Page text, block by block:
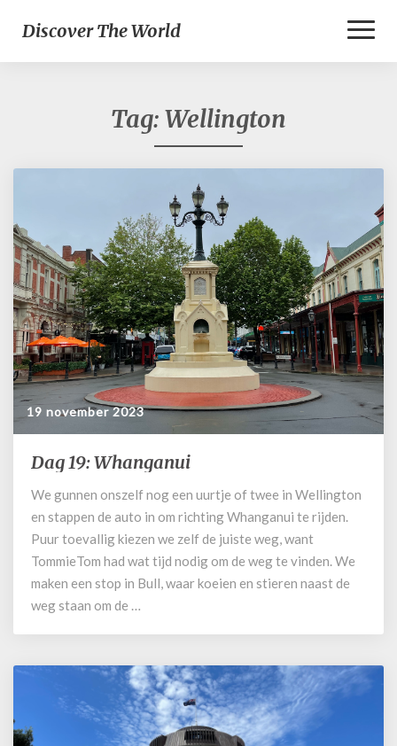
Discover The World
Tag: Wellington
19 november 2023
Dag
Whanganui
Dag 19: Whanganui
We gunnen onszelf nog een uurtje of twee in Wellington
en stappen de auto in om richting Whanganui te rijden.
Puur toevallig kiezen we zelf de juiste weg, want
TommieTom had wat tijd nodig om de weg te vinden. We
maken een stop in Bull, waar koeien en stieren naast de
weg staan om de …